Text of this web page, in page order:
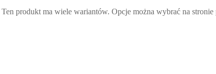
Ten produkt ma wiele wariantów. Opcje można wybrać na stronie